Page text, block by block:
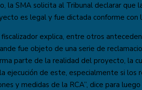
la SMA solicita al Tribunal declarar que
es legal y fue dictada conforme con
explica, entre otros
fue objeto de una serie de
parte de la realidad del proyecto, la
ejecución de este, especialmente si los
y medidas de la RCA”, dice para